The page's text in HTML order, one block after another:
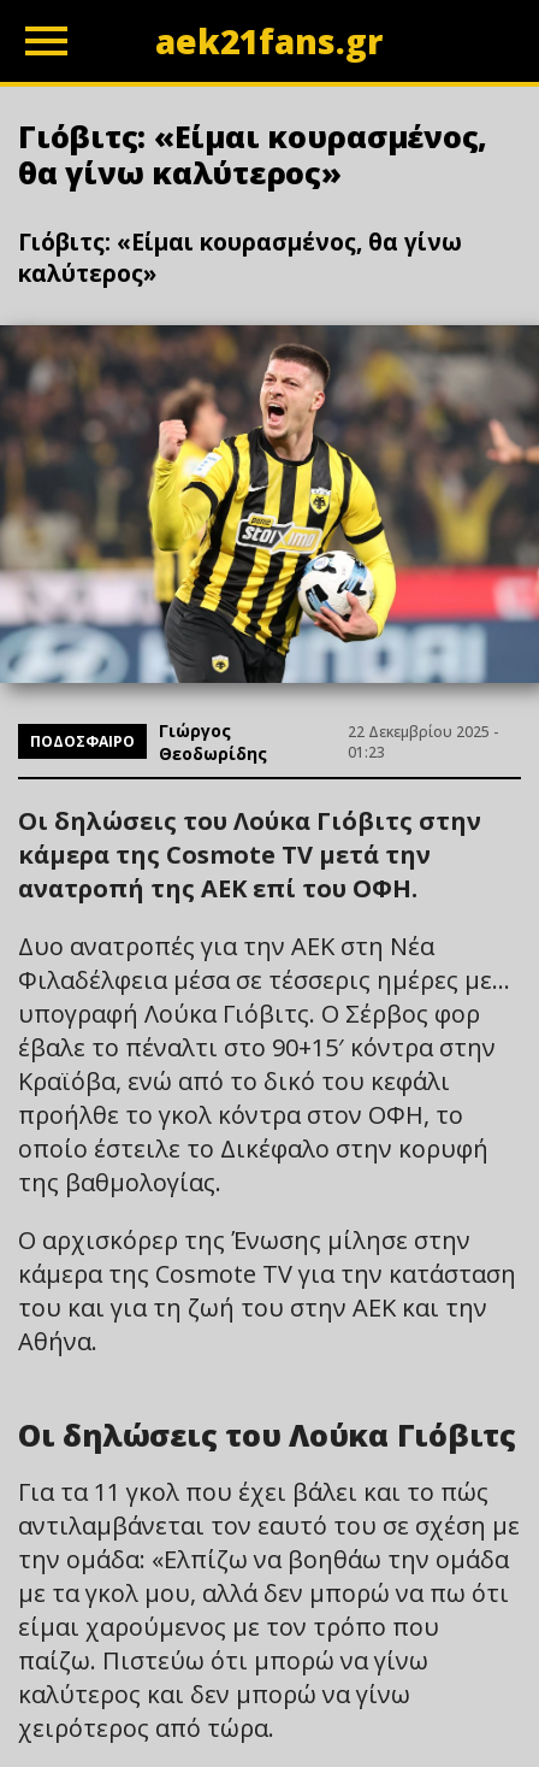
aek21fans.gr
Γιόβιτς: «Είμαι κουρασμένος,
θα γίνω καλύτερος»
Γιόβιτς: «Είμαι κουρασμένος, θα γίνω
καλύτερος»
ΠΟΔΟΣΦΑΙΡΟ
Γιώργος
Θεοδωρίδης
22 Δεκεμβρίου 2025 -
01:23
Οι δηλώσεις του Λούκα Γιόβιτς στην
κάμερα της Cosmote TV μετά την
ανατροπή της ΑΕΚ επί του ΟΦΗ.
Δυο ανατροπές για την ΑΕΚ στη Νέα
Φιλαδέλφεια μέσα σε τέσσερις ημέρες με…
υπογραφή Λούκα Γιόβιτς. Ο Σέρβος φορ
έβαλε το πέναλτι στο 90+15′ κόντρα στην
Κραϊόβα, ενώ από το δικό του κεφάλι
προήλθε το γκολ κόντρα στον ΟΦΗ, το
οποίο έστειλε το Δικέφαλο στην κορυφή
της βαθμολογίας.
Ο αρχισκόρερ της Ένωσης μίλησε στην
κάμερα της Cosmote TV για την κατάσταση
του και για τη ζωή του στην ΑΕΚ και την
Αθήνα.
Οι δηλώσεις του Λούκα Γιόβιτς
Για τα 11 γκολ που έχει βάλει και το πώς
αντιλαμβάνεται τον εαυτό του σε σχέση με
την ομάδα: «Ελπίζω να βοηθάω την ομάδα
με τα γκολ μου, αλλά δεν μπορώ να πω ότι
είμαι χαρούμενος με τον τρόπο που
παίζω. Πιστεύω ότι μπορώ να γίνω
καλύτερος και δεν μπορώ να γίνω
χειρότερος από τώρα.